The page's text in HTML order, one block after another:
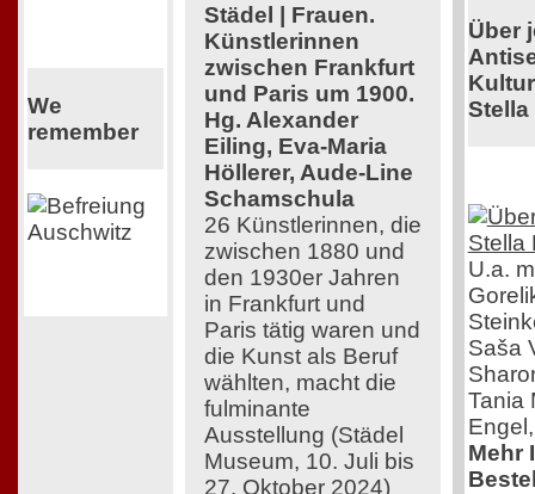
We
remember
Städel | Frauen.
Künstlerinnen
zwischen Frankfurt
und Paris um 1900.
Hg. Alexander
Eiling, Eva-Maria
Höllerer, Aude-Line
Schamschula
26 Künstlerinnen, die
zwischen 1880 und
den 1930er Jahren
in Frankfurt und
Paris tätig waren und
die Kunst als Beruf
wählten, macht die
fulminante
Ausstellung (Städel
Museum, 10. Juli bis
27. Oktober 2024)
Über
Stella
U.a.
Saša
Tania
Mehr